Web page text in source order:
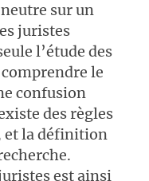
sur un
juristes
l’étude des
le
confusion
des règles
et la définition
est ainsi